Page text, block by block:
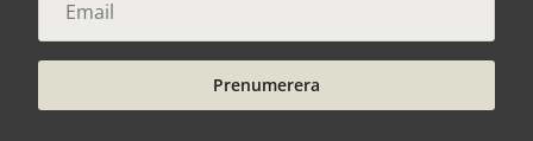
Prenumerera